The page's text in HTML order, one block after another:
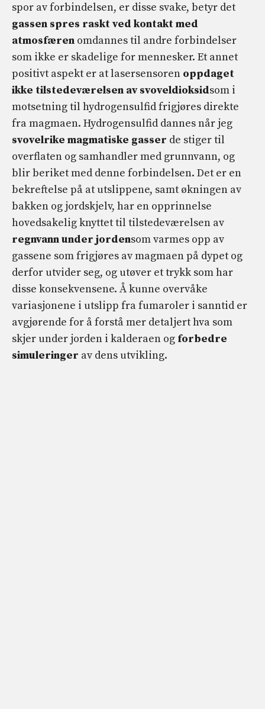
spor av forbindelsen, er disse svake, betyr det
gassen spres raskt ved kontakt med
atmosfæren omdannes til andre forbindelser
som ikke er skadelige for mennesker. Et annet
positivt aspekt er at lasersensoren oppdaget
ikke tilstedeværelsen av svoveldioksidsom i
motsetning til hydrogensulfid frigjøres direkte
fra magmaen. Hydrogensulfid dannes når jeg
svovelrike magmatiske gasser de stiger til
overflaten og samhandler med grunnvann, og
blir beriket med denne forbindelsen. Det er en
bekreftelse på at utslippene, samt økningen av
bakken og jordskjelv, har en opprinnelse
hovedsakelig knyttet til tilstedeværelsen av
regnvann under jordensom varmes opp av
gassene som frigjøres av magmaen på dypet og
derfor utvider seg, og utøver et trykk som har
disse konsekvensene. Å kunne overvåke
variasjonene i utslipp fra fumaroler i sanntid er
avgjørende for å forstå mer detaljert hva som
skjer under jorden i kalderaen og forbedre
simuleringer av dens utvikling.